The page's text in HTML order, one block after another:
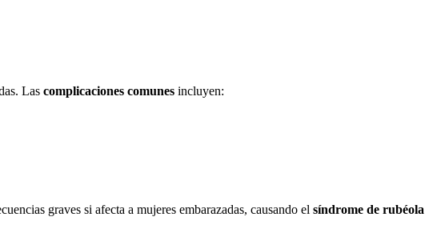
Las complicaciones comunes incluyen:
graves si afecta a mujeres embarazadas, causando el síndrome de rubéola